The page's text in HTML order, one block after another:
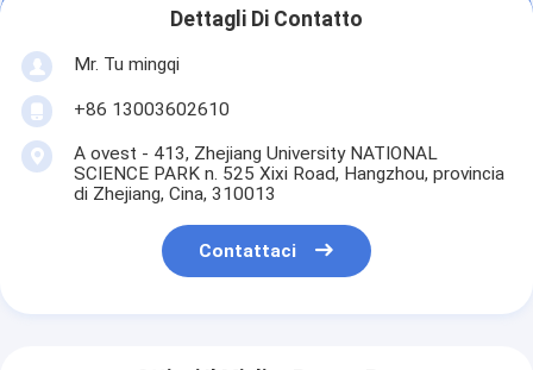
Dettagli Di Contatto
Mr. Tu mingqi
+86 13003602610
A ovest - 413, Zhejiang University NATIONAL
SCIENCE PARK n. 525 Xixi Road, Hangzhou, provincia
di Zhejiang, Cina, 310013
Contattaci